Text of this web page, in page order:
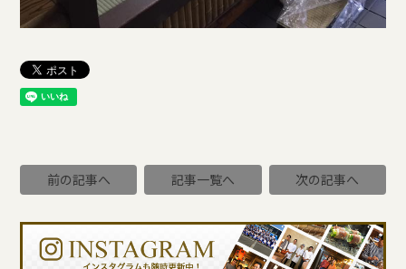
前の記事へ 記事一覧へ 次の記事へ